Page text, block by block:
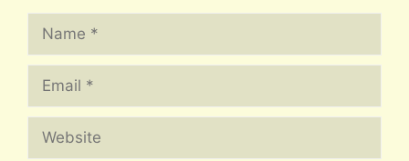
Name
Email
Website